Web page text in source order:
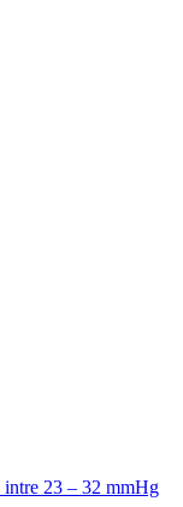
intre 23 – 32 mmHg